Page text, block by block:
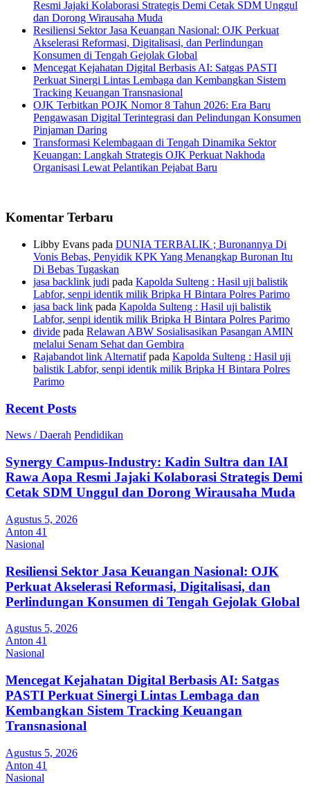
Resmi Jajaki Kolaborasi Strategis Demi Cetak SDM Unggul
dan Dorong Wirausaha Muda
Resiliensi Sektor Jasa Keuangan Nasional: OJK Perkuat
Akselerasi Reformasi, Digitalisasi, dan Perlindungan
Konsumen di Tengah Gejolak Global
Mencegat Kejahatan Digital Berbasis AI: Satgas PASTI
Perkuat Sinergi Lintas Lembaga dan Kembangkan Sistem
Tracking Keuangan Transnasional
OJK Terbitkan POJK Nomor 8 Tahun 2026: Era Baru
Pengawasan Digital Terintegrasi dan Pelindungan Konsumen
Pinjaman Daring
Transformasi Kelembagaan di Tengah Dinamika Sektor
Keuangan: Langkah Strategis OJK Perkuat Nakhoda
Organisasi Lewat Pelantikan Pejabat Baru
Komentar Terbaru
Libby Evans pada DUNIA TERBALIK ; Buronannya Di
Vonis Bebas, Penyidik KPK Yang Menangkap Buronan Itu
Di Bebas Tugaskan
jasa backlink judi pada Kapolda Sulteng : Hasil uji balistik
Labfor, senpi identik milik Bripka H Bintara Polres Parimo
jasa back link pada Kapolda Sulteng : Hasil uji balistik
Labfor, senpi identik milik Bripka H Bintara Polres Parimo
divide pada Relawan ABW Sosialisasikan Pasangan AMIN
melalui Senam Sehat dan Gembira
Rajabandot link Alternatifpada Kapolda Sulteng : Hasil uji
balistik Labfor, senpi identik milik Bripka H Bintara Polres
Parimo
Recent Posts
News / Daerah Pendidikan
Synergy Campus-Industry: Kadin Sultra dan IAI
Rawa Aopa Resmi Jajaki Kolaborasi Strategis Demi
Cetak SDM Unggul dan Dorong Wirausaha Muda
Agustus 5, 2026
Anton 41
Nasional
Resiliensi Sektor Jasa Keuangan Nasional: OJK
Perkuat Akselerasi Reformasi, Digitalisasi, dan
Perlindungan Konsumen di Tengah Gejolak Global
Agustus 5, 2026
Anton 41
Nasional
Mencegat Kejahatan Digital Berbasis AI: Satgas
PASTI Perkuat Sinergi Lintas Lembaga dan
Kembangkan Sistem Tracking Keuangan
Transnasional
Agustus 5, 2026
Anton 41
Nasional